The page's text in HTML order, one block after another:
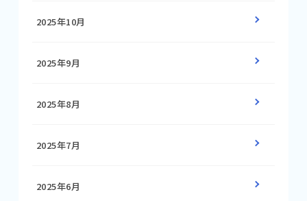
2025年10月
2025年9月
2025年8月
2025年7月
2025年6月